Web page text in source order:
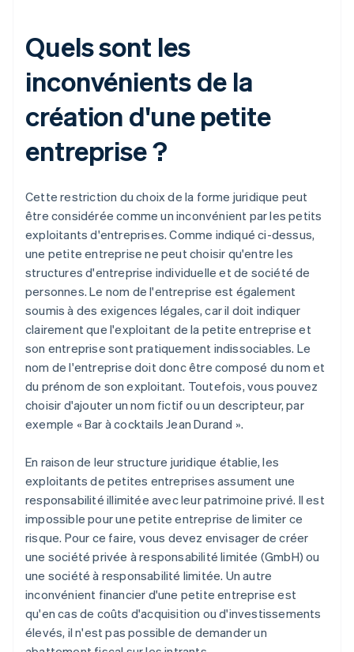
Quels sont les
inconvénients de la
création d'une petite
entreprise ?
Cette restriction du choix de la forme juridique peut
être considérée comme un inconvénient par les petits
exploitants d'entreprises. Comme indiqué ci-dessus,
une petite entreprise ne peut choisir qu'entre les
structures d'entreprise individuelle et de société de
personnes. Le nom de l'entreprise est également
soumis à des exigences légales, car il doit indiquer
clairement que l'exploitant de la petite entreprise et
son entreprise sont pratiquement indissociables. Le
nom de l'entreprise doit donc être composé du nom et
du prénom de son exploitant. Toutefois, vous pouvez
choisir d'ajouter un nom fictif ou un descripteur, par
exemple « Bar à cocktails Jean Durand ».
En raison de leur structure juridique établie, les
exploitants de petites entreprises assument une
responsabilité illimitée avec leur patrimoine privé. Il est
impossible pour une petite entreprise de limiter ce
risque. Pour ce faire, vous devez envisager de créer
une société privée à responsabilité limitée (GmbH) ou
une société à responsabilité limitée. Un autre
inconvénient financier d'une petite entreprise est
qu'en cas de coûts d'acquisition ou d'investissements
élevés, il n'est pas possible de demander un